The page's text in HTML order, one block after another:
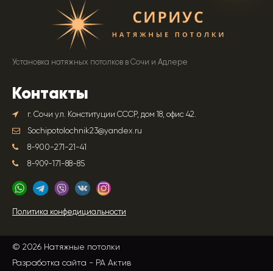
Установка натяжных потолков в Сочи и Адлере
Контакты
г. Сочи ул. Конституции СССР, дом 18, офис 42.
Sochipotolochnik23@yandex.ru
8-900-271-21-41
8-909-171-88-85
Политика конфедициальности
© 2026 Натяжные потолки
Разработка сайта - РА Актив